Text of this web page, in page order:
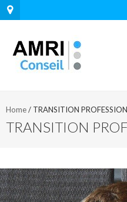
Home/ TRANSITION
TRANSITION